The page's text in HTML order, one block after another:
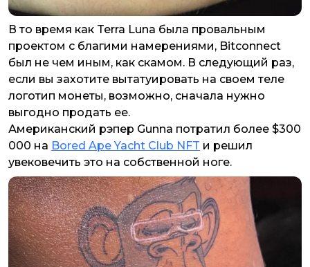
В то время как Terra Luna была провальным
проектом с благими намерениями, Bitconnect
был не чем иным, как скамом. В следующий раз,
если вы захотите вытатуировать на своем теле
логотип монеты, возможно, сначала нужно
выгодно продать ее.
Американский рэпер Gunna потратил более $300
000 на Bored Ape Yacht Club NFT и решил
увековечить это на собственной ноге.